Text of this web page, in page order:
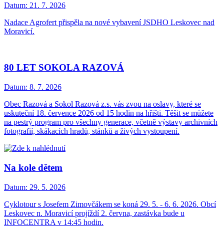
Datum: 21. 7. 2026
Nadace Agrofert přispěla na nové vybavení JSDHO Leskovec nad
Moravicí.
80 LET SOKOLA RAZOVÁ
Datum: 8. 7. 2026
Obec Razová a Sokol Razová z.s. vás zvou na oslavy, které se
uskuteční 18. července 2026 od 15 hodin na hřišti. Těšit se můžete
na pestrý program pro všechny generace, včetně výstavy archivních
fotografií, skákacích hradů, stánků a živých vystoupení.
Na kole dětem
Datum: 29. 5. 2026
Cyklotour s Josefem Zimovčákem se koná 29. 5. - 6. 6. 2026. Obcí
Leskovec n. Moravicí projíždí 2. června, zastávka bude u
INFOCENTRA v 14:45 hodin.